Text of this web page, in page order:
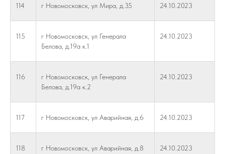
114 г Новомосковск, ул Мира, д.35 24.10.2023
115
г Новомосковск, ул Генерала
Белова, д.19а к.1
24.10.2023
116
г Новомосковск, ул Генерала
Белова, д.19а к.2
24.10.2023
117 г Новомосковск, ул Аварийная, д.6 24.10.2023
118 г Новомосковск, ул Аварийная, д.8 24.10.2023